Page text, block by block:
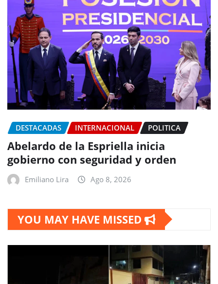
DESTACADAS INTERNACIONAL POLITICA
Abelardo de la Espriella inicia
gobierno con seguridad y orden
Emiliano Lira Ago 8, 2026
YOU MAY HAVE MISSED